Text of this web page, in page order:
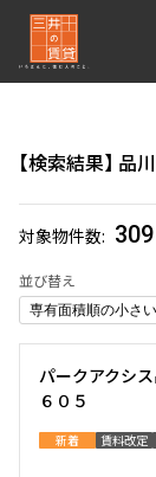
検索結果 品
対象物件数 309
並び替え
再検索ナビゲ
選択中の区
品川区
(309)
パークアクシ
６０５
新着 賃料改定